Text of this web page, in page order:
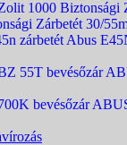
Zárbetét 30/
Abus